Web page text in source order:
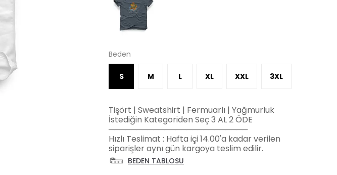
Beden
S M L XL XXL 3XL
Tişört | Sweatshirt | Fermuarlı | Yağmurluk
İstediğin Kategoriden Seç 3 AL 2 ÖDE
─────────────────────────
Hızlı Teslimat : Hafta içi 14.00'a kadar verilen
siparişler aynı gün kargoya teslim edilir.
BEDEN TABLOSU